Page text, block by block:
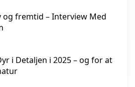
og fremtid – Interview Med
i Detaljen i 2025 – og for at